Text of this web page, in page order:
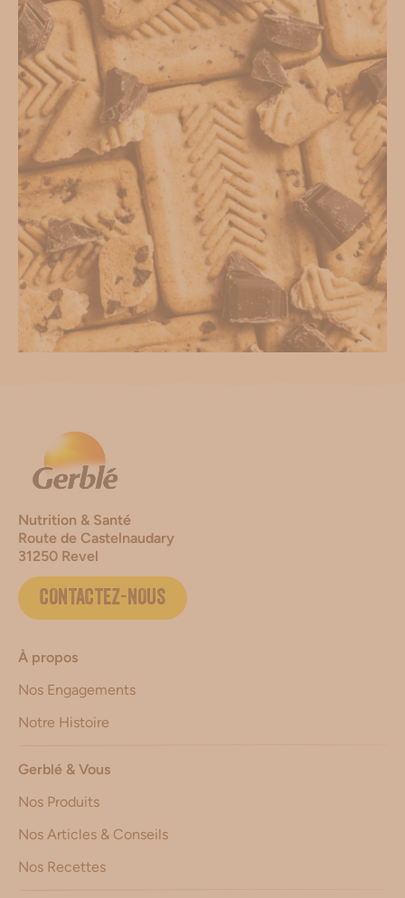
Nutrition & Santé
Route de Castelnaudary
31250 Revel
CONTACTEZ-NOUS
À propos
Nos Engagements
Notre Histoire
Gerblé & Vous
Nos Produits
Nos Articles & Conseils
Nos Recettes